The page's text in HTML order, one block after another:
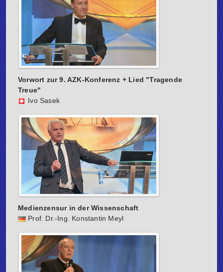
Vorwort zur 9. AZK-Konferenz + Lied "Tragende
Treue"
Ivo Sasek
Medienzensur in der Wissenschaft
Prof. Dr.-Ing. Konstantin Meyl